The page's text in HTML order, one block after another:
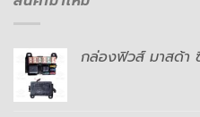
กล่องฟิวส์ มาสด้า